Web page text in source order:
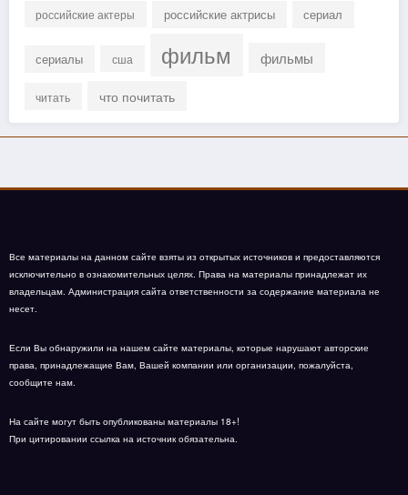
российские актеры российские актрисы сериал
сериалы сша фильм фильмы
читать что почитать
Все материалы на данном сайте взяты из открытых источников и предоставляются
исключительно в ознакомительных целях. Права на материалы принадлежат их
владельцам. Администрация сайта ответственности за содержание материала не
несет.
Если Вы обнаружили на нашем сайте материалы, которые нарушают авторские
права, принадлежащие Вам, Вашей компании или организации, пожалуйста,
сообщите нам.
На сайте могут быть опубликованы материалы 18+!
При цитировании ссылка на источник обязательна.